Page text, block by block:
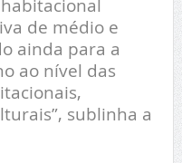
de médio e
ainda para a
ao nível das
sublinha a